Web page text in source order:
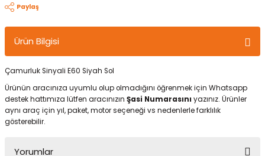
Paylaş
Ürün Bilgisi
Çamurluk Sinyali E60 Siyah Sol
Ürünün aracınıza uyumlu olup olmadığını öğrenmek için Whatsapp
destek hattımıza lütfen aracınızın Şasi Numarasını yazınız. Ürünler
aynı araç için yıl, paket, motor seçeneği vs nedenlerle farklılık
gösterebilir.
Yorumlar